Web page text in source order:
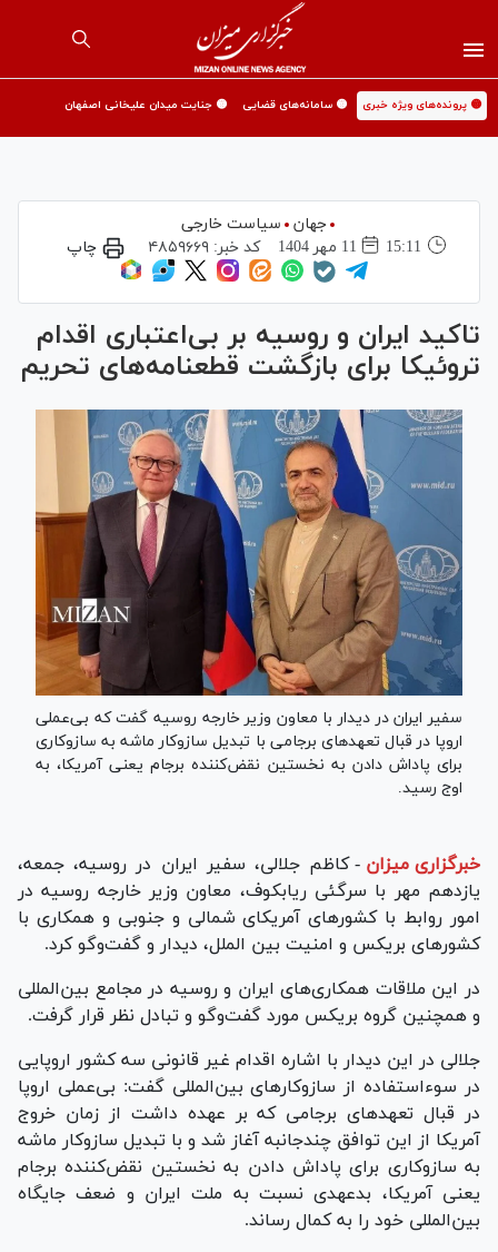
🟡 پرونده‌های ویژه خبری 🟡 سامانه‌های قضایی 🟡 جنایت میدان علیخانی اصفهان
جهان
سیاست خارجی
15:11
11 مهر 1404 کد خبر:۴۸۵۹۶۶۹ چاپ
تاکید ایران و روسیه بر بی‌اعتباری اقدام
تروئیکا برای بازگشت قطعنامه‌های تحریم
سفیر ایران در دیدار با معاون وزیر خارجه روسیه گفت که بی‌عملی
اروپا در قبال تعهدهای برجامی با تبدیل سازوکار ماشه به سازوکاری
برای پاداش دادن به نخستین نقض‌کننده برجام یعنی آمریکا، به
اوج رسید.
خبرگزاری میزان - کاظم جلالی، سفیر ایران در روسیه، جمعه،
یازدهم مهر با سرگئی ریابکوف، معاون وزیر خارجه روسیه در
امور روابط با کشور‌های آمریکای شمالی و جنوبی و همکاری با
کشور‌های بریکس و امنیت بین الملل، دیدار و گفت‌و‌گو کرد.
در این ملاقات همکاری‌های ایران و روسیه در مجامع بین‌المللی
و همچنین گروه بریکس مورد گفت‌و‌گو و تبادل نظر قرار گرفت.
جلالی در این دیدار با اشاره اقدام غیر قانونی سه کشور اروپایی
در سوءاستفاده از سازوکار‌های بین‌المللی گفت: بی‌عملی اروپا
در قبال تعهدهای برجامی که بر عهده داشت از زمان خروج
آمریکا از این توافق چندجانبه آغاز شد و با تبدیل سازوکار ماشه
به سازوکاری برای پاداش دادن به نخستین نقض‌کننده برجام
یعنی آمریکا، بدعهدی نسبت به ملت ایران و ضعف جایگاه
بین‌المللی خود را به کمال رساند.